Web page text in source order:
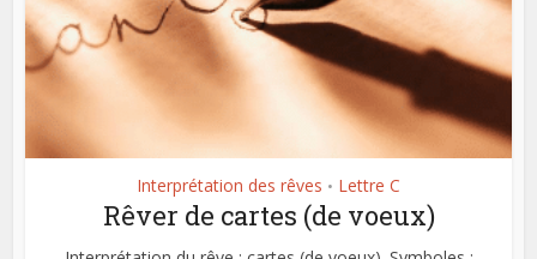
Interprétation des rêves • Lettre C
Rêver de cartes (de voeux)